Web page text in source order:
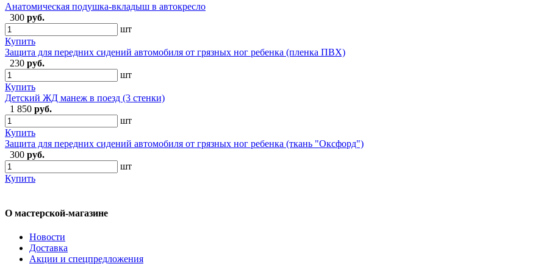
Анатомическая подушка-вкладыш в автокресло
300 руб.
шт
Купить
Защита для передних сидений автомобиля от грязных ног ребенка (пленка ПВХ)
230 руб.
шт
Купить
Детский ЖД манеж в поезд (3 стенки)
1 850 руб.
шт
Купить
Защита для передних сидений автомобиля от грязных ног ребенка (ткань "Оксфорд")
300 руб.
шт
Купить
О мастерской-магазине
Новости
Доставка
Акции и спецпредложения